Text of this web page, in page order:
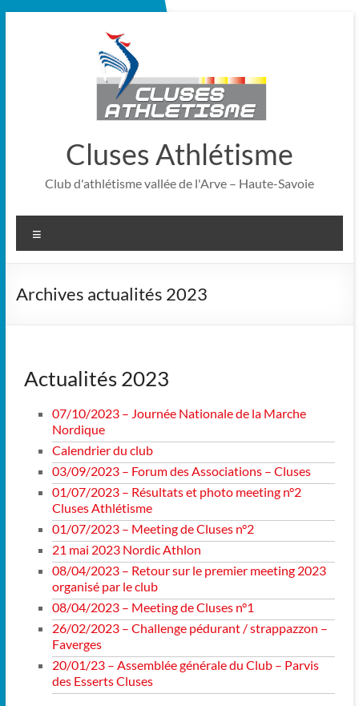
Cluses Athlétisme
Club d'athlétisme vallée de l'Arve – Haute-Savoie
Archives actualités 2023
Actualités 2023
07/10/2023 – Journée Nationale de la Marche
Nordique
Calendrier du club
03/09/2023 – Forum des Associations – Cluses
01/07/2023 – Résultats et photo meeting n°2
Cluses Athlétisme
01/07/2023 – Meeting de Cluses n°2
21 mai 2023 Nordic Athlon
08/04/2023 – Retour sur le premier meeting 2023
organisé par le club
08/04/2023 – Meeting de Cluses n°1
26/02/2023 – Challenge pédurant / strappazzon –
Faverges
20/01/23 – Assemblée générale du Club – Parvis
des Esserts Cluses